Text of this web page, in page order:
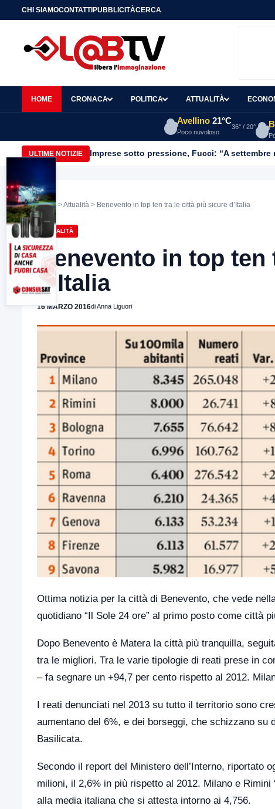
CHI SIAMOCONTATTIPUBBLICITÀCERCA
HOME CRONACA POLITICA ATTUALITÀ
Avellino 21°C
Poco nuvoloso
36° / 20°
ULTIME NOTIZIE Imprese sotto pressione, Fucci: “A
Home >Attualità > Benevento in top ten tra le città più sicure d’Italia
ATTUALITÀ
Benevento in top
d’Italia
16 MARZO 2016di Anna Liguori
Ottima notizia per la città di Benevento, che vede
quotidiano “Il Sole 24 ore” al primo posto come città
Dopo Benevento è Matera la città più tranquilla,
tra le migliori. Tra le varie tipologie di reati prese in
– fa segnare un +94,7 per cento rispetto al 2012.
I reati denunciati nel 2013 su tutto il territorio sono
aumentano del 6%, e dei borseggi, che schizzano
Basilicata.
Secondo il report del Ministero dell’Interno, riportato
milioni, il 2,6% in più rispetto al 2012. Milano e
alla media italiana che si attesta intorno ai 4,756.